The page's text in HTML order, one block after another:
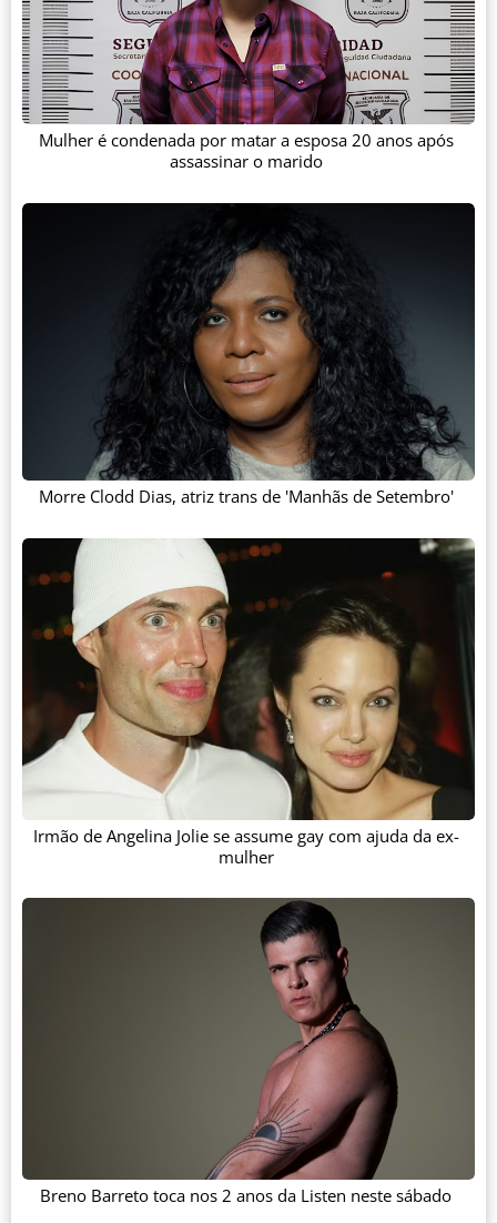
Mulher é condenada por matar a esposa 20 anos após
assassinar o marido
Morre Clodd Dias, atriz trans de 'Manhãs de Setembro'
Irmão de Angelina Jolie se assume gay com ajuda da ex-
mulher
Breno Barreto toca nos 2 anos da Listen neste sábado